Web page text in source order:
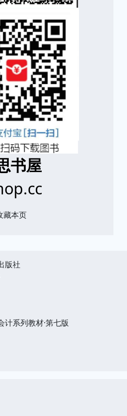
书屋
藏本页
版社
系列教材·第七版